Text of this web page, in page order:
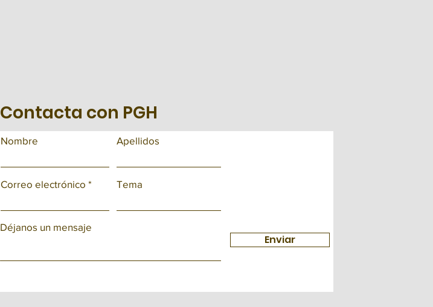
Contacta con PGH
Nombre Apellidos
Correo electrónico Tema
Déjanos un mensaje
Enviar